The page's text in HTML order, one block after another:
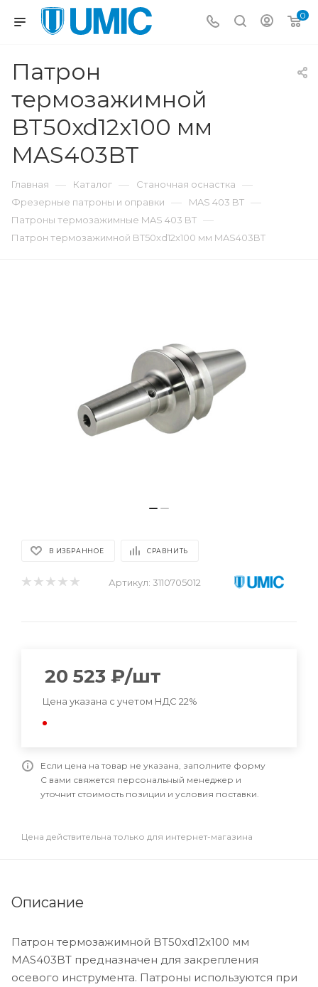
0
Патрон
термозажимной
BT50xd12x100 мм
MAS403BT
Главная — Каталог — Станочная оснастка —
Фрезерные патроны и оправки — MAS 403 BT —
Патроны термозажимные MAS 403 BT —
Патрон термозажимной BT50xd12x100 мм MAS403BT
В ИЗБРАННОЕ СРАВНИТЬ
Артикул: 3110705012
20 523 ₽/шт
Цена указана с учетом НДС 22%
Если цена на товар не указана, заполните форму
С вами свяжется персональный менеджер и
уточнит стоимость позиции и условия поставки.
Цена действительна только для интернет-магазина
Описание
Патрон термозажимной BT50xd12x100 мм
MAS403BT предназначен для закрепления
осевого инструмента. Патроны используются при